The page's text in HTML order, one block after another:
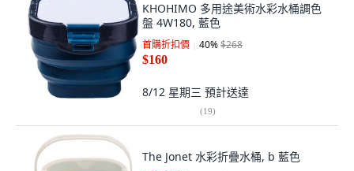
KHOHIMO 多用途美術水彩水桶調色
盤 4W180, 藍色
首購折扣價 40%$268
$160
8/12 星期三 預計送達
(19)
The Jonet 水彩折疊水桶, b 藍色